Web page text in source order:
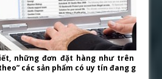
những đơn đặt hàng như trên họ
các sản phẩm có uy tín đang gia